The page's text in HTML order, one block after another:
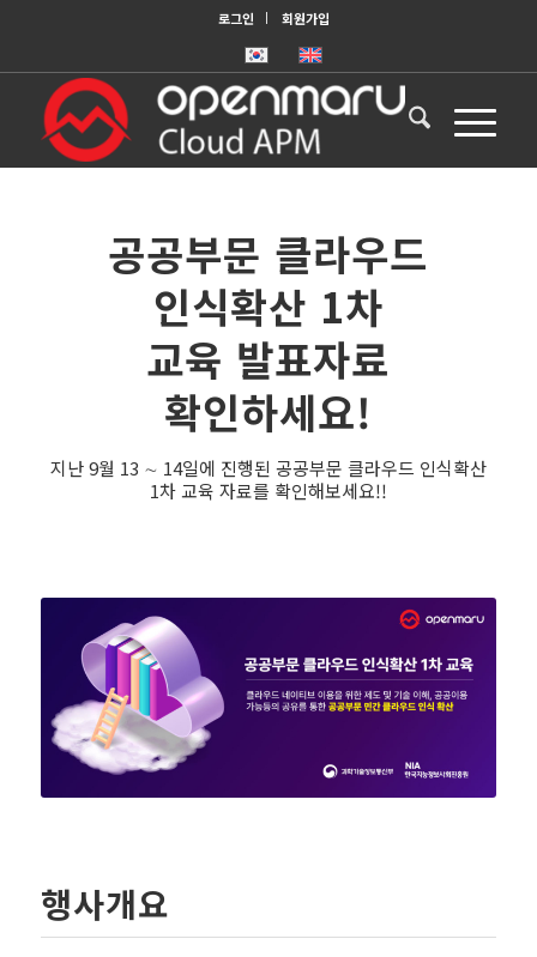
로그인 회원가입
공공부문 클라우드
인식확산 1차
교육 발표자료
확인하세요!
지난 9월 13 ∼ 14일에 진행된 공공부문 클라우드 인식확산
1차 교육 자료를 확인해보세요!!
행사개요